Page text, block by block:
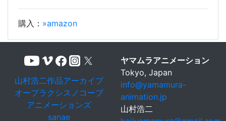
購入： »amazon
山村浩二作品アーカイブ
オープラクシスノコープ
アニメーションズ
sanae
ヤマムラアニメーション
Tokyo, Japan
info@yamamura-
animation.jp
山村浩二